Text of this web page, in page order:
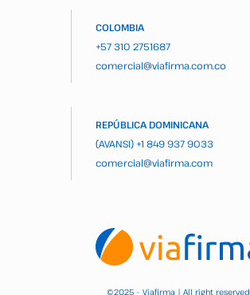
COLOMBIA
+57 310 2751687
comercial@viafirma.com.co
REPÚBLICA DOMINICANA
(AVANSI) +1 849 937 9033
comercial@viafirma.com
2025 – Viafirma | All right reserved